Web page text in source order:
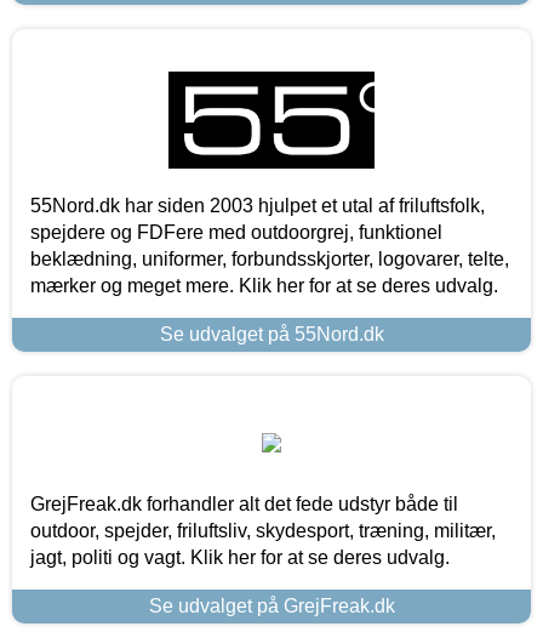
55Nord.dk har siden 2003 hjulpet et utal af friluftsfolk,
spejdere og FDFere med outdoorgrej, funktionel
beklædning, uniformer, forbundsskjorter, logovarer, telte,
mærker og meget mere. Klik her for at se deres udvalg.
Se udvalget på 55Nord.dk
GrejFreak.dk forhandler alt det fede udstyr både til
outdoor, spejder, friluftsliv, skydesport, træning, militær,
jagt, politi og vagt. Klik her for at se deres udvalg.
Se udvalget på GrejFreak.dk